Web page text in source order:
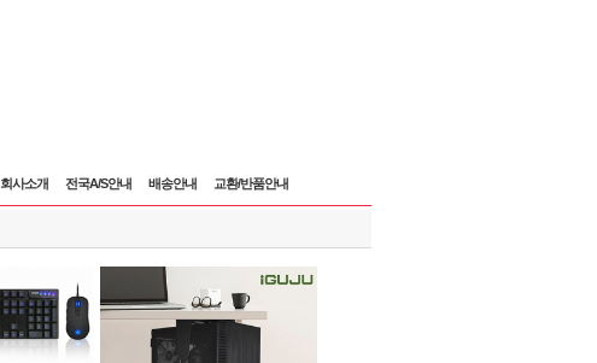
회사소개 전국A/S안내 배송안내 교환/반품안내